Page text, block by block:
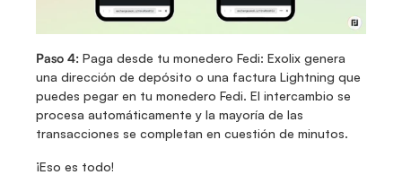
Paso 4: Paga desde tu monedero Fedi: Exolix genera
una dirección de depósito o una factura Lightning que
puedes pegar en tu monedero Fedi. El intercambio se
procesa automáticamente y la mayoría de las
transacciones se completan en cuestión de minutos.
¡Eso es todo!